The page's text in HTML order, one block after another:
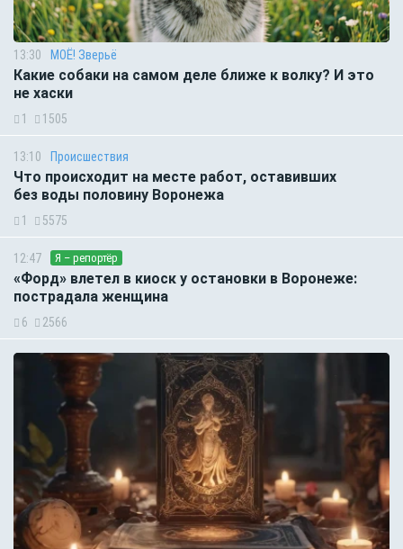
13:30 МОЁ! Зверьё
Какие собаки на самом деле ближе к волку? И это
не хаски
1 1505
13:10 Происшествия
Что происходит на месте работ, оставивших
без воды половину Воронежа
1 5575
12:47 Я – репортёр
«Форд» влетел в киоск у остановки в Воронеже:
пострадала женщина
6 2566